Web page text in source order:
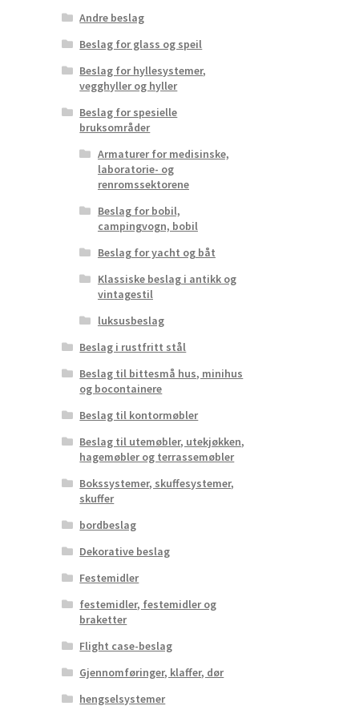
Andre beslag
Beslag for glass og speil
Beslag for hyllesystemer,
vegghyller og hyller
Beslag for spesielle
bruksområder
Armaturer for medisinske,
laboratorie- og
renromssektorene
Beslag for bobil,
campingvogn, bobil
Beslag for yacht og båt
Klassiske beslag i antikk og
vintagestil
luksusbeslag
Beslag i rustfritt stål
Beslag til bittesmå hus, minihus
og bocontainere
Beslag til kontormøbler
Beslag til utemøbler, utekjøkken,
hagemøbler og terrassemøbler
Bokssystemer, skuffesystemer,
skuffer
bordbeslag
Dekorative beslag
Festemidler
festemidler, festemidler og
braketter
Flight case-beslag
Gjennomføringer, klaffer, dør
hengselsystemer